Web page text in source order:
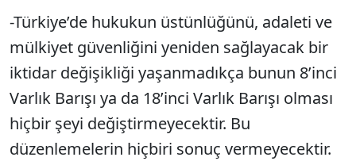
-Türkiye’de hukukun üstünlüğünü, adaleti ve
mülkiyet güvenliğini yeniden sağlayacak bir
iktidar değişikliği yaşanmadıkça bunun 8’inci
Varlık Barışı ya da 18’inci Varlık Barışı olması
hiçbir şeyi değiştirmeyecektir. Bu
düzenlemelerin hiçbiri sonuç vermeyecektir.